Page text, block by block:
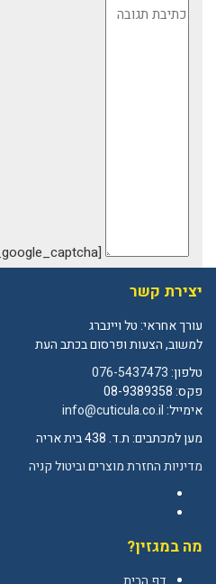
תגובה
[bws_google_captcha]
יצירת קשר
עורך אחראי: טל ויינברג
למשוב, הצעות ופרסום בכתב העת
טלפון:076-5437473
פקס: 08-9389358
אימייל:info@cuticula.co.il
מען למכתבים: ת.ד. 438 בית אריה
מדיניות החזרת מוצרים וביטול קניה
מה במגזין?